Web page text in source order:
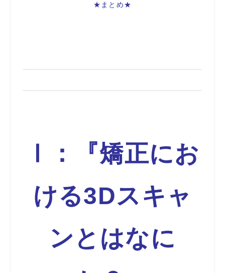
★まとめ★
Ⅰ：『矯正にお
ける3Dスキャ
ンとはなに